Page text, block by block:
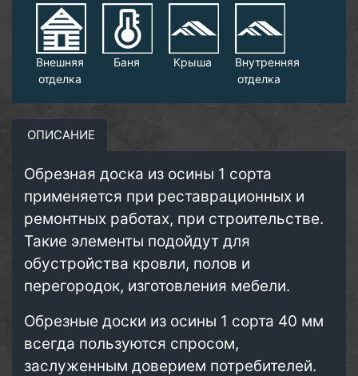
Внешняя
отделка
Баня Крыша
Внутренняя
отделка
ОПИСАНИЕ
Обрезная доска из осины 1 сорта
применяется при реставрационных и
ремонтных работах, при строительстве.
Такие элементы подойдут для
обустройства кровли, полов и
перегородок, изготовления мебели.
Обрезные доски из осины 1 сорта 40 мм
всегда пользуются спросом,
заслуженным доверием потребителей.